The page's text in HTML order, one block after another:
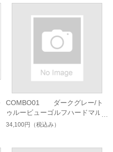
COMBO01 ダークグレー/ト
ゥルービューゴルフハードマル
チシングルコート
34,100円 （税込み）